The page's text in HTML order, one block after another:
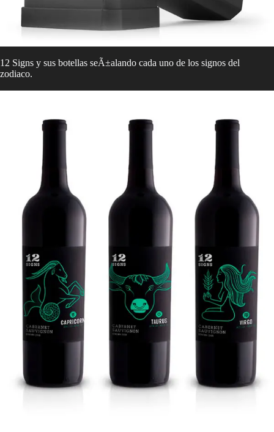
12 Signs y sus botellas seÃ±alando cada uno de los signos del
zodiaco.